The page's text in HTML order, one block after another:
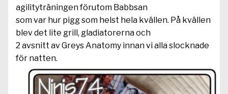
agilityträningen förutom Babbsan
som var hur pigg som helst hela kvällen. På kvällen
blev det lite grill, gladiatorerna och
2 avsnitt av Greys Anatomy innan vi alla slocknade
för natten.